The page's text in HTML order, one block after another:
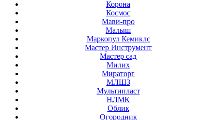
Корона
Космос
Мави-про
Малыш
Маркопул Кемиклс
Мастер Инструмент
Мастер сад
Милих
Мираторг
МЛШЗ
Мультипласт
НЛМК
Облик
Огородник